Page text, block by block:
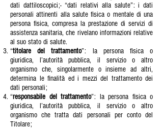
dati dattiloscopici;- “dati relativi alla salute”: i dati
personali attinenti alla salute fisica o mentale di una
persona fisica, compresa la prestazione di servizi di
assistenza sanitaria, che rivelano informazioni relative
al suo stato di salute.
“titolare del trattamento”: la persona fisica o
giuridica, l’autorità pubblica, il servizio o altro
organismo che, singolarmente o insieme ad altri,
determina le finalità ed i mezzi del trattamento dei
dati personali;
“responsabile del trattamento”: la persona fisica o
giuridica, l’autorità pubblica, il servizio o altro
organismo che tratta dati personali per conto del
Titolare;